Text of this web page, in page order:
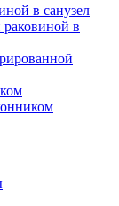
в санузел
в